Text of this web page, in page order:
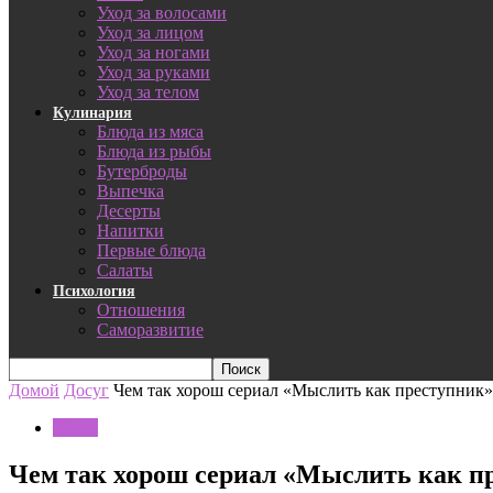
Уход за волосами
Уход за лицом
Уход за ногами
Уход за руками
Уход за телом
Кулинария
Блюда из мяса
Блюда из рыбы
Бутерброды
Выпечка
Десерты
Напитки
Первые блюда
Салаты
Психология
Отношения
Саморазвитие
Домой Досуг Чем так хорош сериал «Мыслить как преступник»
Чем так хорош сериал «Мыслить как